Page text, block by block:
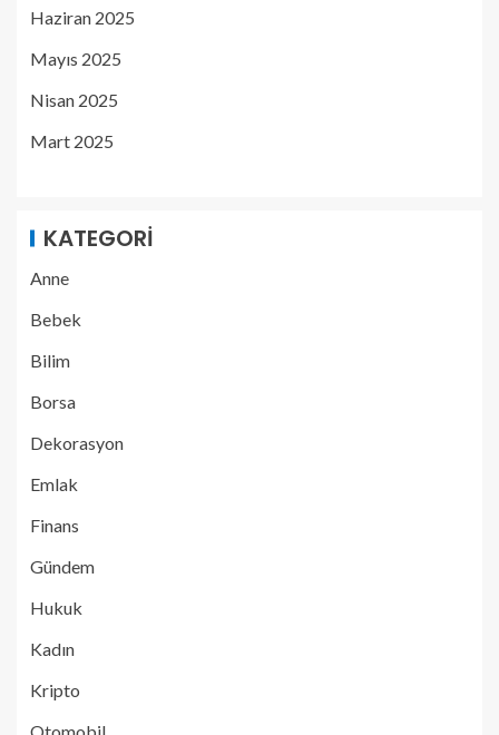
Haziran 2025
Mayıs 2025
Nisan 2025
Mart 2025
KATEGORI
Anne
Bebek
Bilim
Borsa
Dekorasyon
Emlak
Finans
Gündem
Hukuk
Kadın
Kripto